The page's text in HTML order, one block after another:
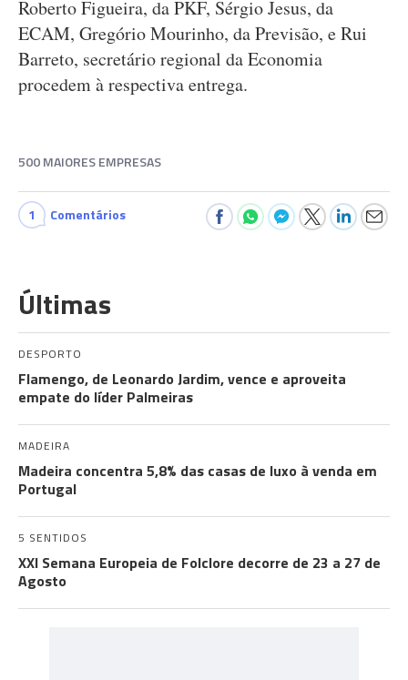
Roberto Figueira, da PKF, Sérgio Jesus, da
ECAM, Gregório Mourinho, da Previsão, e Rui
Barreto, secretário regional da Economia
procedem à respectiva entrega.
500 MAIORES EMPRESAS
1 Comentários
Últimas
DESPORTO
Flamengo, de Leonardo Jardim, vence e aproveita
empate do líder Palmeiras
MADEIRA
Madeira concentra 5,8% das casas de luxo à venda em
Portugal
5 SENTIDOS
XXI Semana Europeia de Folclore decorre de 23 a 27 de
Agosto